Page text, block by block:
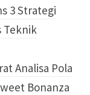
3 Strategi
Teknik
Analisa Pola
Bonanza